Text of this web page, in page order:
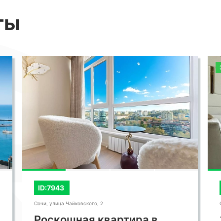
ID:7943
Сочи, улица Чайковского, 2